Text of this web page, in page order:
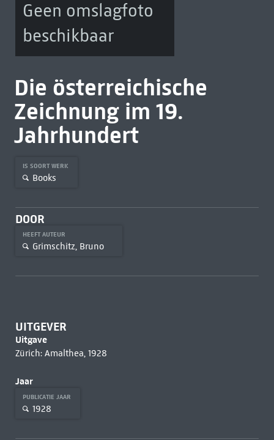
Geen omslagfoto
beschikbaar
Die österreichische
Zeichnung im 19.
Jahrhundert
IS SOORT WERK
Books
DOOR
HEEFT AUTEUR
Grimschitz, Bruno
UITGEVER
Uitgave
Zürich: Amalthea, 1928
Jaar
PUBLICATIE JAAR
1928